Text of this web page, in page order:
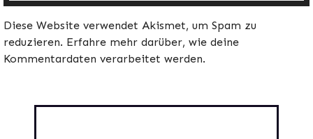
Diese Website verwendet Akismet, um Spam zu
reduzieren. Erfahre mehr darüber, wie deine
Kommentardaten verarbeitet werden.